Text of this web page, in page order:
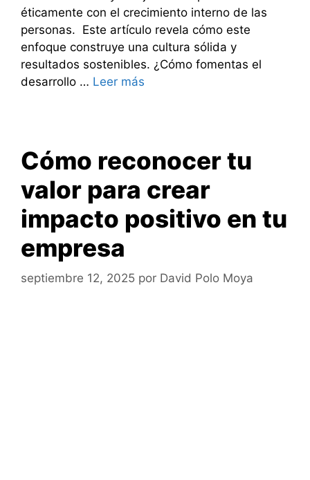
éticamente con el crecimiento interno de las
personas. Este artículo revela cómo este
enfoque construye una cultura sólida y
resultados sostenibles. ¿Cómo fomentas el
desarrollo … Leer más
Cómo reconocer tu
valor para crear
impacto positivo en tu
empresa
septiembre 12, 2025 por David Polo Moya